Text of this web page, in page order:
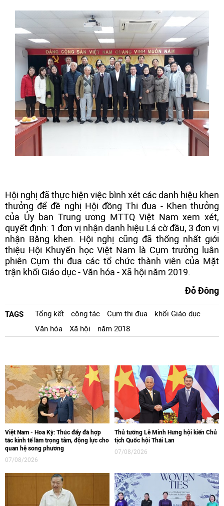
Hội nghị đã thực hiện việc bình xét các danh hiệu khen
thưởng để đề nghị Hội đồng Thi đua - Khen thưởng
của Ủy ban Trung ương MTTQ Việt Nam xem xét,
quyết định: 1 đơn vị nhận danh hiệu Lá cờ đầu, 3 đơn vị
nhận Bằng khen. Hội nghị cũng đã thống nhất giới
thiệu Hội Khuyến học Việt Nam là Cụm trưởng luân
phiên Cụm thi đua các tổ chức thành viên của Mặt
trận khối Giáo dục - Văn hóa - Xã hội năm 2019.
Đỗ Đông
TAGS Tổng kết công tác Cụm thi đua
khối Giáo dục
Văn hóa
Xã hội năm 2018
Việt Nam - Hoa Kỳ: Thúc đẩy đà hợp
tác kinh tế làm trọng tâm, động lực cho
quan hệ song phương
07/08/2026
Thủ tướng Lê Minh Hưng hội kiến Chủ
tịch Quốc hội Thái Lan
07/08/2026